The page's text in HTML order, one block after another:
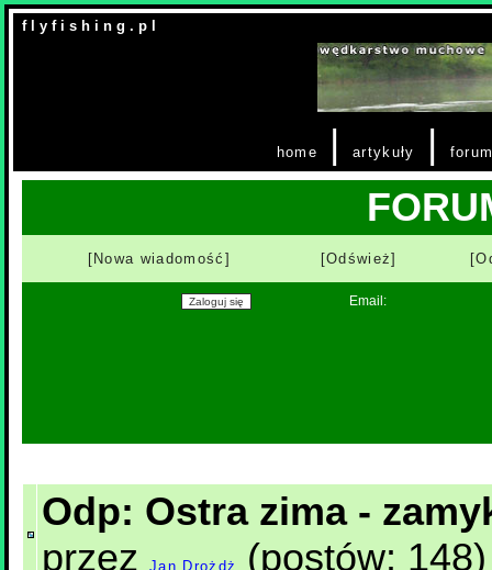
f l y f i s h i n g . p l
home |artykuły |
[Nowa wiadomość] [Odśwież]
Email:
Odp: Ostra zima -
przez
Jan Drożdż
(postów: